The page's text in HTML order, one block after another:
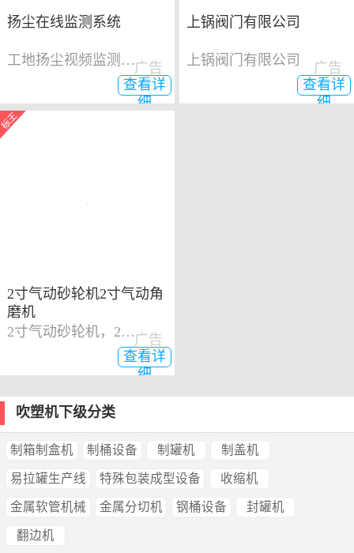
扬尘在线监测系统
工地扬尘视频监测系统
查看详
细
广告
上锅阀门有限公司
上锅阀门有限公司
查看详
细
广告
2寸气动砂轮机2寸气动角
磨机
2寸气动砂轮机，2寸气动角磨机
查看详
细
广告
吹塑机下级分类
制箱制盒机 制桶设备 制罐机 制盖机
易拉罐生产线 特殊包装成型设备 收缩机
金属软管机械 金属分切机 钢桶设备 封罐机
翻边机